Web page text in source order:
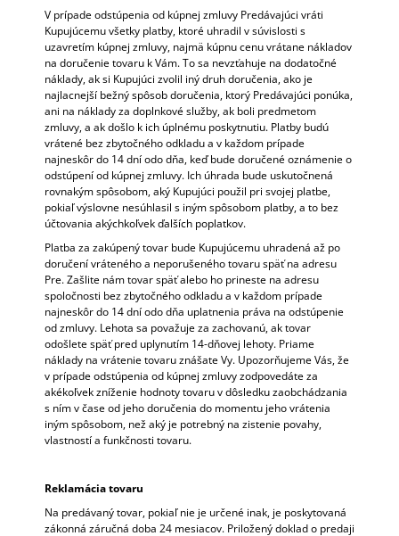
V prípade odstúpenia od kúpnej zmluvy Predávajúci vráti
Kupujúcemu všetky platby, ktoré uhradil v súvislosti s
uzavretím kúpnej zmluvy, najmä kúpnu cenu vrátane nákladov
na doručenie tovaru k Vám. To sa nevzťahuje na dodatočné
náklady, ak si Kupujúci zvolil iný druh doručenia, ako je
najlacnejší bežný spôsob doručenia, ktorý Predávajúci ponúka,
ani na náklady za doplnkové služby, ak boli predmetom
zmluvy, a ak došlo k ich úplnému poskytnutiu. Platby budú
vrátené bez zbytočného odkladu a v každom prípade
najneskôr do 14 dní odo dňa, keď bude doručené oznámenie o
odstúpení od kúpnej zmluvy. Ich úhrada bude uskutočnená
rovnakým spôsobom, aký Kupujúci použil pri svojej platbe,
pokiaľ výslovne nesúhlasil s iným spôsobom platby, a to bez
účtovania akýchkoľvek ďalších poplatkov.
Platba za zakúpený tovar bude Kupujúcemu uhradená až po
doručení vráteného a neporušeného tovaru späť na adresu
Pre. Zašlite nám tovar späť alebo ho prineste na adresu
spoločnosti bez zbytočného odkladu a v každom prípade
najneskôr do 14 dní odo dňa uplatnenia práva na odstúpenie
od zmluvy. Lehota sa považuje za zachovanú, ak tovar
odošlete späť pred uplynutím 14-dňovej lehoty. Priame
náklady na vrátenie tovaru znášate Vy. Upozorňujeme Vás, že
v prípade odstúpenia od kúpnej zmluvy zodpovedáte za
akékoľvek zníženie hodnoty tovaru v dôsledku zaobchádzania
s ním v čase od jeho doručenia do momentu jeho vrátenia
iným spôsobom, než aký je potrebný na zistenie povahy,
vlastností a funkčnosti tovaru.
Reklamácia tovaru
Na predávaný tovar, pokiaľ nie je určené inak, je poskytovaná
zákonná záručná doba 24 mesiacov. Priložený doklad o predaji